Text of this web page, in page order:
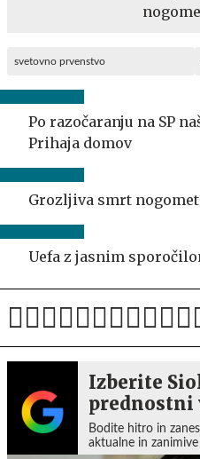
svetovno prvenstvo
Po razočaranju na SP
Prihaja domov
Grozljiva smrt
Uefa z jasnim
Izberite
prednostni
Bodite hitro in
aktualne in zanimive